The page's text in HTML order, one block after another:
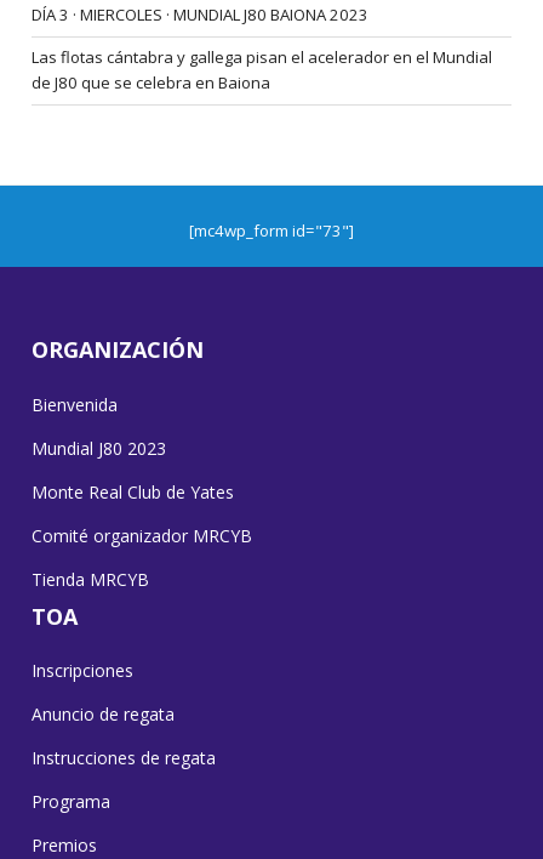
DÍA 3 · MIERCOLES · MUNDIAL J80 BAIONA 2023
Las flotas cántabra y gallega pisan el acelerador en el Mundial
de J80 que se celebra en Baiona
[mc4wp_form id="73"]
ORGANIZACIÓN
Bienvenida
Mundial J80 2023
Monte Real Club de Yates
Comité organizador MRCYB
Tienda MRCYB
TOA
Inscripciones
Anuncio de regata
Instrucciones de regata
Programa
Premios